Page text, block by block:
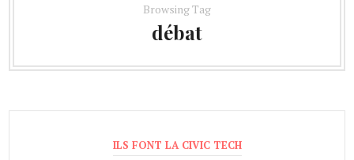
Browsing Tag
débat
ILS FONT LA CIVIC TECH